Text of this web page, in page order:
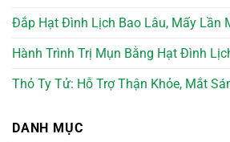
Đắp Hạt Đình Lịch Bao Lâu, Mấy Lần
Hành Trình Trị Mụn Bằng Hạt Đình
Thỏ Ty Tử: Hỗ Trợ Thận Khỏe, Mắt
DANH MỤC